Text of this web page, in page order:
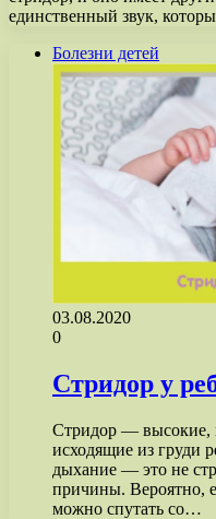
единственный звук,
Болезни детей
03.08.2020
0
Стридор у
Стридор — высокие,
исходящие из груди
дыхание — это не
причины. Вероятно,
можно спутать со…